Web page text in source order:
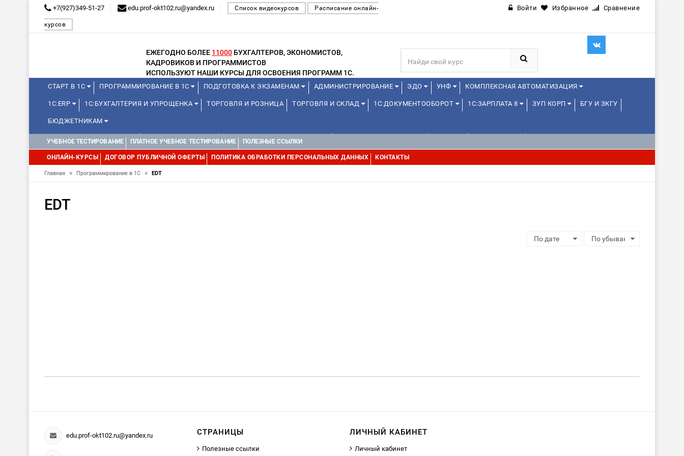
+7(927)349-51-27 edu.prof-okt102.ru@yandex.ru Список видеокурсов Расписание онлайн-
курсов
Войти Избранное Сравнение
ЕЖЕГОДНО БОЛЕЕ 11000 БУХГАЛТЕРОВ, ЭКОНОМИСТОВ,
КАДРОВИКОВ И ПРОГРАММИСТОВ
ИСПОЛЬЗУЮТ НАШИ КУРСЫ ДЛЯ ОСВОЕНИЯ ПРОГРАММ 1С.
СТАРТ В 1С ПРОГРАММИРОВАНИЕ В 1С ПОДГОТОВКА К ЭКЗАМЕНАМ АДМИНИСТРИРОВАНИЕ ЭДО УНФ КОМПЛЕКСНАЯ АВТОМАТИЗАЦИЯ
1С:ERP 1С:БУХГАЛТЕРИЯ И УПРОЩЕНКА ТОРГОВЛЯ И РОЗНИЦА ТОРГОВЛЯ И СКЛАД 1С:ДОКУМЕНТООБОРОТ 1С:ЗАРПЛАТА 8 ЗУП КОРП БГУ И ЗКГУ
БЮДЖЕТНИКАМ
КУРСЫ ДЛЯ ШКОЛЬНИКОВ ДЛЯ ШКОЛЬНИКОВ 1С:УПРАВЛЕНИЕ ХОЛДИНГОМ
УЧЕБНОЕ ТЕСТИРОВАНИЕ ПЛАТНОЕ УЧЕБНОЕ ТЕСТИРОВАНИЕ ПОЛЕЗНЫЕ ССЫЛКИ
ОНЛАЙН-КУРСЫ ДОГОВОР ПУБЛИЧНОЙ ОФЕРТЫ ПОЛИТИКА ОБРАБОТКИ ПЕРСОНАЛЬНЫХ ДАННЫХ КОНТАКТЫ
Главная » Программирование в 1С » EDT
EDT
edu.prof-okt102.ru@yandex.ru СТРАНИЦЫ
Полезные ссылки
ЛИЧНЫЙ КАБИНЕТ
Личный кабинет